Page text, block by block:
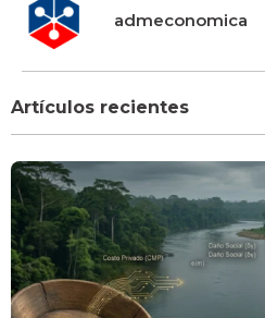
admeconomica
Artículos recientes